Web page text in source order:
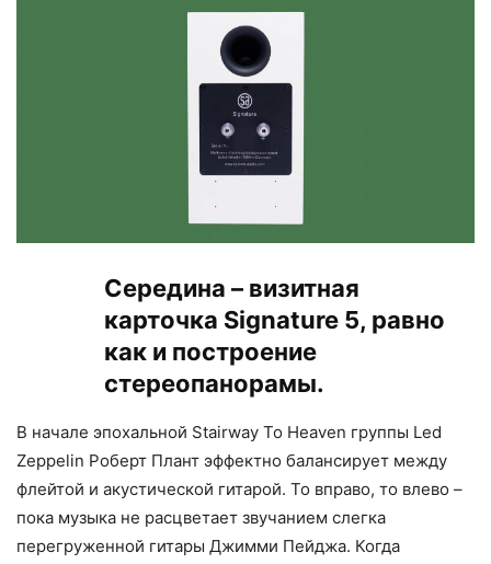
Середина – визитная
карточка Signature 5, равно
как и построение
стереопанорамы.
В начале эпохальной Stairway To Heaven группы Led
Zeppelin Роберт Плант эффектно балансирует между
флейтой и акустической гитарой. То вправо, то влево –
пока музыка не расцветает звучанием слегка
перегруженной гитары Джимми Пейджа. Когда